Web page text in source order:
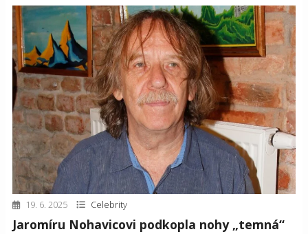
19. 6. 2025 Celebrity
Jaromíru Nohavicovi podkopla nohy „temná“